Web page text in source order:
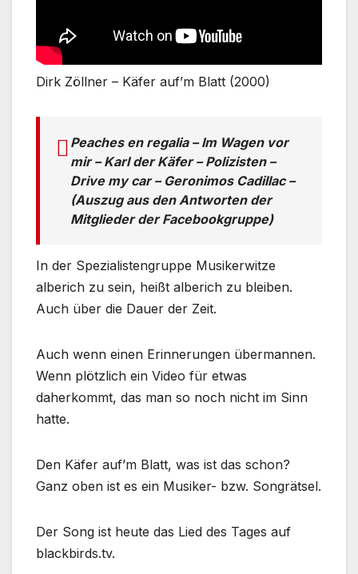
Dirk Zöllner – Käfer auf’m Blatt (2000)
Peaches en regalia – Im Wagen vor
mir – Karl der Käfer – Polizisten –
Drive my car – Geronimos Cadillac –
(Auszug aus den Antworten der
Mitglieder der Facebookgruppe)
In der Spezialistengruppe Musikerwitze
alberich zu sein, heißt alberich zu bleiben.
Auch über die Dauer der Zeit.
Auch wenn einen Erinnerungen übermannen.
Wenn plötzlich ein Video für etwas
daherkommt, das man so noch nicht im Sinn
hatte.
Den Käfer auf’m Blatt, was ist das schon?
Ganz oben ist es ein Musiker- bzw. Songrätsel.
Der Song ist heute das Lied des Tages auf
blackbirds.tv.